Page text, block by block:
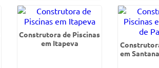
Construtora de Piscinas
em Itapeva
em